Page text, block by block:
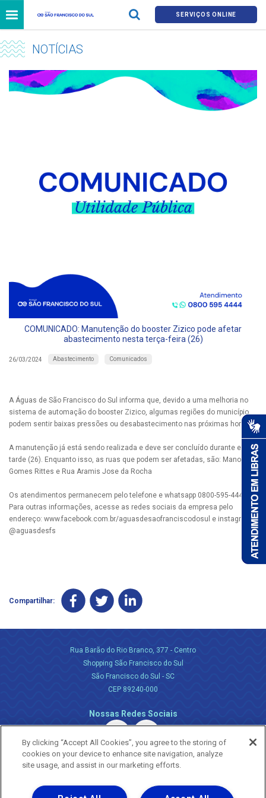
SERVIÇOS ONLINE
NOTÍCIAS
COMUNICADO: Manutenção do booster Zizico pode afetar
abastecimento nesta terça-feira (26)
26/03/2024 Abastecimento Comunicados
A Águas de São Francisco do Sul informa que, devido a uma melhoria no
sistema de automação do booster Zizico, algumas regiões do município
podem sentir baixas pressões ou desabastecimento nas próximas horas.
A manutenção já está sendo realizada e deve ser concluído durante esta
tarde (26). Enquanto isso, as ruas que podem ser afetadas, são: Manoel
Gomes Rittes e Rua Aramis Jose da Rocha
Os atendimentos permanecem pelo telefone e whatsapp 0800-595-4444.
Para outras informações, acesse as redes sociais da empresa pelo
endereço: www.facebook.com.br/aguasdesaofranciscodosul e instagram:
@aguasdesfs
Compartilhar:
Rua Barão do Rio Branco, 377 - Centro
Shopping São Francisco do Sul
São Francisco do Sul - SC
CEP 89240-000
Nossas Redes Sociais
By clicking “Accept All Cookies”, you agree to the storing of
cookies on your device to enhance site navigation, analyze
site usage, and assist in our marketing efforts.